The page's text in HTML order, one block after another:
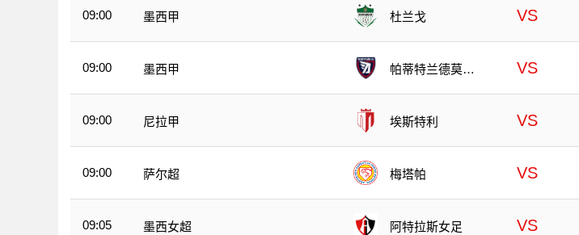
09:00 墨西甲 杜兰戈 VS
09:00 墨西甲
帕蒂特兰德莫雷
VS
09:00 尼拉甲 埃斯特利 VS
09:00 萨尔超 梅塔帕 VS
09:05 墨西女超 阿特拉斯女足 VS